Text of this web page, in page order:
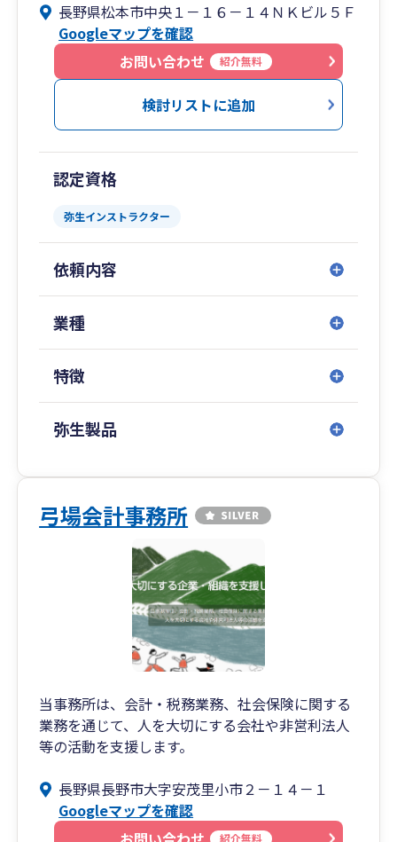
長野県松本市中央１－１６－１４ＮＫビル５Ｆ
Googleマップを確認
お問い合わせ
紹介無料
検討リストに追加
認定資格
弥生インストラクター
依頼内容
業種
特徴
弥生製品
弓場会計事務所
当事務所は、会計・税務業務、社会保険に関する
業務を通じて、人を大切にする会社や非営利法人
等の活動を支援します。
長野県長野市大字安茂里小市２－１４－１
Googleマップを確認
紹介無料